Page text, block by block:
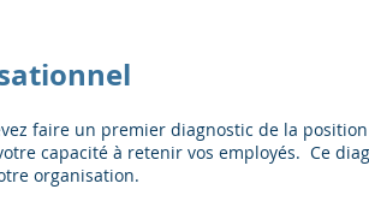
faire un premier diagnostic de la
capacité à retenir vos employés. Ce
organisation.